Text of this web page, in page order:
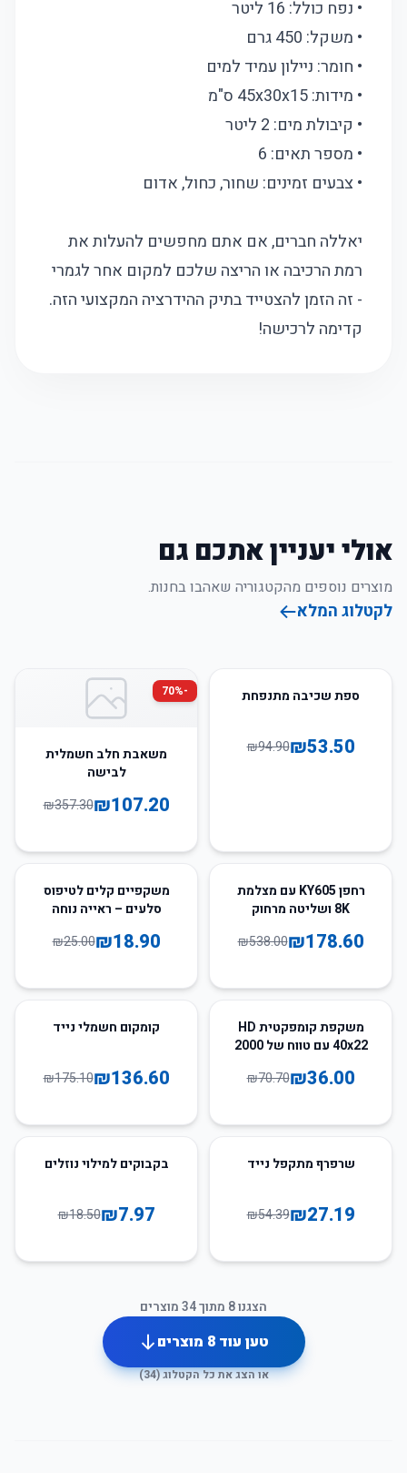
• נפח כולל: 16 ליטר
• משקל: 450 גרם
• חומר: ניילון עמיד למים
• מידות: 45x30x15 ס"מ
• קיבולת מים: 2 ליטר
• מספר תאים: 6
• צבעים זמינים: שחור, כחול, אדום
יאללה חברים, אם אתם מחפשים להעלות את
רמת הרכיבה או הריצה שלכם למקום אחר לגמרי
- זה הזמן להצטייד בתיק ההידרציה המקצועי הזה.
קדימה לרכישה!
אולי יעניין אתכם גם
מוצרים נוספים מהקטגוריה שאהבו בחנות.
לקטלוג המלא
44ספת שכיבה מתנפחת
₪53.50
₪94.90
-
70%
משאבת חלב חשמלית
לבישה
₪107.20
₪357.30
67
רחפן KY605 עם מצלמת
8K ושליטה מרחוק
₪178.60
₪538.00
24
משקפיים קלים לטיפוס
סלעים – ראייה נוחה
₪18.90
₪25.00
49
משקפת קומפקטית HD
40x22 עם טווח של 2000
₪36.00
₪70.70
קומקום חשמלי נייד
₪136.60
₪175.10
שרפרף מתקפל נייד
₪27.19
₪54.39
57
בקבוקים למילוי נוזלים
₪7.97
₪18.50
הצגנו8 מתוך34מוצרים
טען עוד8 מוצרים
או הצג את כל הקטלוג (34
)